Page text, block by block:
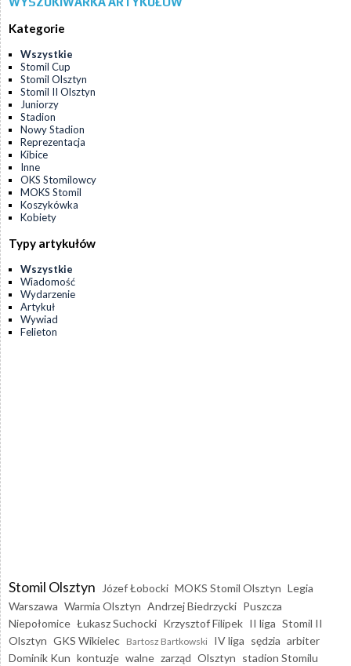
Kategorie
Wszystkie
Stomil Cup
Stomil Olsztyn
Stomil II Olsztyn
Juniorzy
Stadion
Nowy Stadion
Reprezentacja
Kibice
Inne
OKS Stomilowcy
MOKS Stomil
Koszykówka
Kobiety
Typy artykułów
Wszystkie
Wiadomość
Wydarzenie
Artykuł
Wywiad
Felieton
Stomil Olsztyn Józef Łobocki MOKS Stomil Olsztyn Legia
Warszawa Warmia Olsztyn Andrzej Biedrzycki Puszcza
Niepołomice Łukasz Suchocki Krzysztof Filipek II liga Stomil II
Olsztyn GKS Wikielec Bartosz Bartkowski IV liga sędzia arbiter
Dominik Kun kontuzje walne zarząd Olsztyn stadion Stomilu